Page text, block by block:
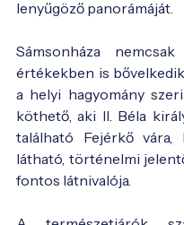
lenyűgöző panorámáját.
Sámsonháza
értékekben is
a helyi hagyomány
köthető, aki II. Béla
található Fejérkő
látható, történelmi
fontos látnivalója.